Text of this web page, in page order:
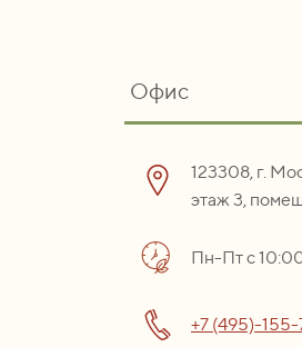
Офис
123308, г.
этаж 3,
Пн-Пт с
+7 (495)-155-